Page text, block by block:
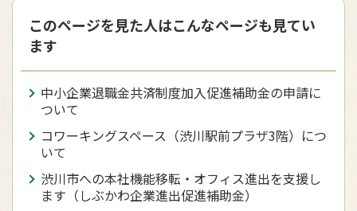
このページを見た人はこんなページも見てい
ます
中小企業退職金共済制度加入促進補助金の申請に
ついて
コワーキングスペース（渋川駅前プラザ3階）につ
いて
渋川市への本社機能移転・オフィス進出を支援し
ます（しぶかわ企業進出促進補助金）